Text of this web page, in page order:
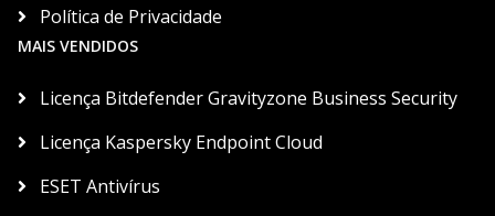
Política de Privacidade
MAIS VENDIDOS
Licença Bitdefender Gravityzone Business Security
Licença Kaspersky Endpoint Cloud
ESET Antivírus